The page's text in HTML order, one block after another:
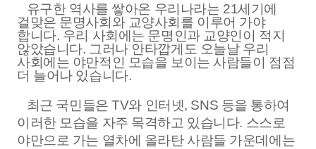
유구한 역사를 쌓아온 우리나라는 21세기에
걸맞은 문명사회와 교양사회를 이루어 가야
합니다. 우리 사회에는 문명인과 교양인이 적지
않았습니다. 그러나 안타깝게도 오늘날 우리
사회에는 야만적인 모습을 보이는 사람들이 점점
더 늘어나 있습니다.
최근 국민들은TV와 인터넷, SNS 등을 통하여
이러한 모습을 자주 목격하고 있습니다. 스스로
야만으로 가는 열차에 올라탄 사람들 가운데에는